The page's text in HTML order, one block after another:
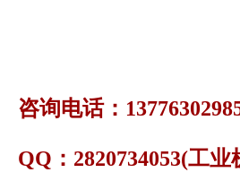
咨询电话：
QQ：2820734053(工业